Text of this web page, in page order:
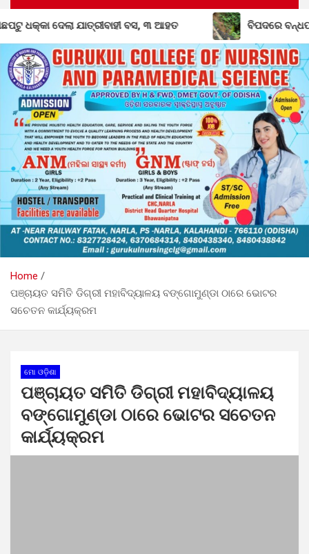
୩ ଆହତ ବିପଦରେ ବନ୍ଧପାରି-ଲାଞ୍ଜିଗଡ଼ ରାସ୍ତା: ବର୍ଷାରେ
Home
ପଞ୍ଚାୟତ ସମିତି ଡିଗ୍ରୀ ମହାବିଦ୍ୟାଳୟ ବଙ୍ଗୋମୁଣ୍ଡା ଠାରେ ଭୋଟର
ସଚେତନ କାର୍ଯ୍ୟକ୍ରମ
ମୋ ଓଡ଼ିଶା
ପଞ୍ଚାୟତ ସମିତି ଡିଗ୍ରୀ ମହାବିଦ୍ୟାଳୟ
ବଙ୍ଗୋମୁଣ୍ଡା ଠାରେ ଭୋଟର ସଚେତନ
କାର୍ଯ୍ୟକ୍ରମ